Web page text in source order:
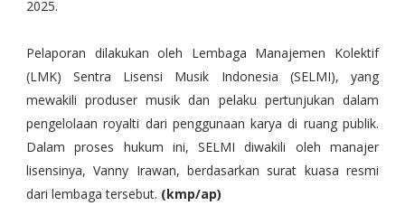
2025.
Pelaporan dilakukan oleh Lembaga Manajemen Kolektif
(LMK) Sentra Lisensi Musik Indonesia (SELMI), yang
mewakili produser musik dan pelaku pertunjukan dalam
pengelolaan royalti dari penggunaan karya di ruang publik.
Dalam proses hukum ini, SELMI diwakili oleh manajer
lisensinya, Vanny Irawan, berdasarkan surat kuasa resmi
dari lembaga tersebut. (kmp/ap)